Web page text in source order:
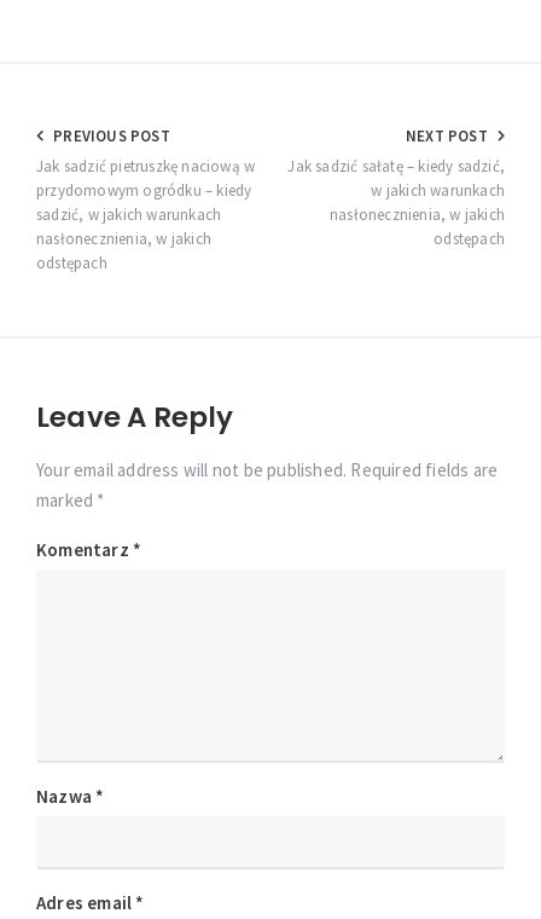
Nawigacja
wpisu
PREVIOUS POST
Jak sadzić pietruszkę naciową w
przydomowym ogródku – kiedy
sadzić, w jakich warunkach
nasłonecznienia, w jakich
odstępach
NEXT POST
Jak sadzić sałatę – kiedy sadzić,
w jakich warunkach
nasłonecznienia, w jakich
odstępach
Leave A Reply
Your email address will not be published. Required fields are
marked *
Komentarz *
Nazwa *
Adres email *